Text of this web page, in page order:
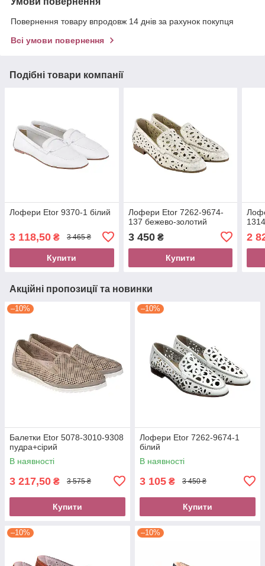
Повернення товару впродовж 14 днів за рахунок покупця
Всі умови повернення
Подібні товари компанії
Лофери Etor 9370-1 білий
3 118,50 ₴ 3 465 ₴
Купити
Лофери Etor 7262-9674-
137 бежево-золотий
3 450₴
Купити
2
Акційні пропозиції та новинки
–10%
Балетки Etor 5078-3010-9308
пудра+сірий
В наявності
3 217,50 ₴ 3 575 ₴
Купити
–10%
Лофери Etor 7262-9674-1
білий
В наявності
3 105 ₴ 3 450 ₴
Купити
–10% –10%